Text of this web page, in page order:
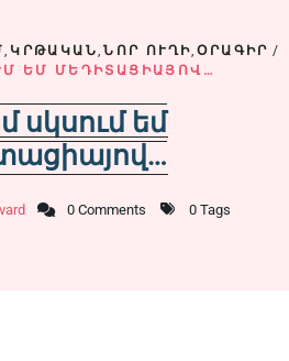
, ԿՐԹԱԿԱՆ,ՆՈՐ ՈՒՂԻ,ՕՐԱԳԻՐ /
ԵՄ ՄԵԴԻՏԱՑԻԱՅՈՎ…
սկսում եմ
0 Comments 0 Tags